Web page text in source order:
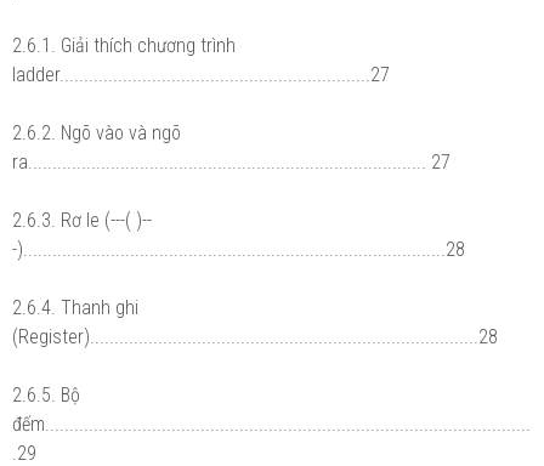
2.6.1. Giải thích chương trình
ladder................................................................27
2.6.2. Ngõ vào và ngõ
ra.................................................................................. 27
2.6.3. Rơ le (---( )--
-).......................................................................................28
2.6.4. Thanh ghi
(Register)................................................................................28
2.6.5. Bộ
đếm....................................................................................................
.29